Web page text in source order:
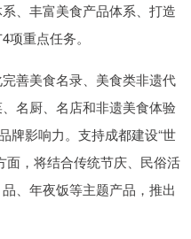
、丰富美食产品体系、打造
重点任务。
善美食名录、美食类非遗代
名厨、名店和非遗美食体验
牌影响力。支持成都建设“世
面，将结合传统节庆、民俗活
、年夜饭等主题产品，推出